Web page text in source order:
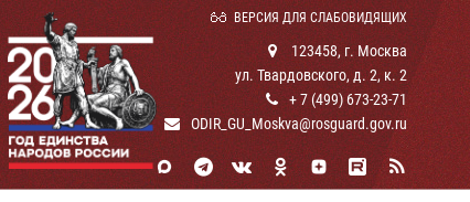
ВЕРСИЯ ДЛЯ СЛАБОВИДЯЩИХ
123458, г. Москва
ул. Твардовского, д. 2, к. 2
+ 7 (499) 673-23-71
ODIR_GU_Moskva@rosguard.gov.ru